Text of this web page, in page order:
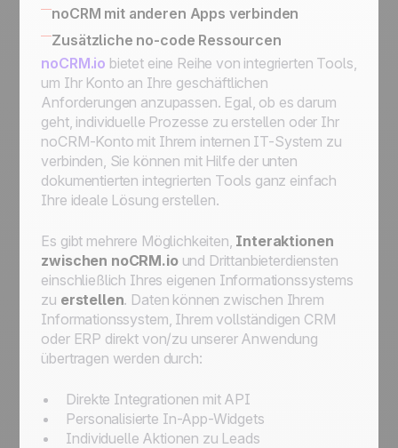
Automatisierung von Arbeitsabläufen und
Verbesserung der Statistiken mit The Butler
Verbinden Sie noCRM mit Zapier und Make
Wie man eine vollständige E-Mail-
Automatisierungsmaschine mit Zapier erstellt
Einem Lead zuweisen, eine E-Mail senden,
ihn zum nächsten Schritt bewegen und dann
für Nachverfolgungen auf StandBy setzen."
Zuweisung eines eingehenden Leads, der
eine bestimmte Bedingung erfüllt, an einen
Vertriebsmitarbeiter
einen Vertriebsmitarbeiter Ihrer Wahl
Erste Schritte zur Automatisierung:
Automatisierung von Arbeitsabläufen für
optimierte Prozesse
noCRM mit anderen Apps verbinden
Wie Sie noCRM mit Ihrem eigenen
Informationssystem verbinden
noCRM mit anderen Apps verbinden
Zusätzliche no-code Ressourcen
noCRM.io bietet eine Reihe von integrierten Tools,
um Ihr Konto an Ihre geschäftlichen
Anforderungen anzupassen. Egal, ob es darum
geht, individuelle Prozesse zu erstellen oder Ihr
noCRM-Konto mit Ihrem internen IT-System zu
verbinden, Sie können mit Hilfe der unten
dokumentierten integrierten Tools ganz einfach
Ihre ideale Lösung erstellen.
Es gibt mehrere Möglichkeiten, Interaktionen
zwischen noCRM.iound Drittanbieterdiensten
einschließlich Ihres eigenen Informationssystems
zu erstellen. Daten können zwischen Ihrem
Informationssystem, Ihrem vollständigen CRM
oder ERP direkt von/zu unserer Anwendung
übertragen werden durch:
Direkte Integrationen mit API
Personalisierte In-App-Widgets
Individuelle Aktionen zu Leads